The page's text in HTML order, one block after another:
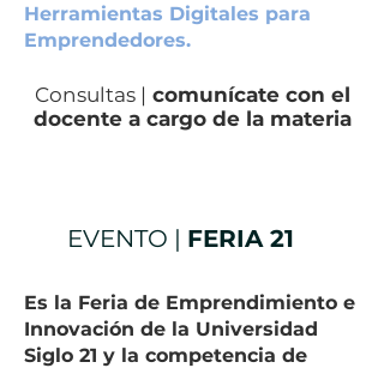
Herramientas Digitales para
Emprendedores.
Consultas | comunícate con el
docente a cargo de la materia
EVENTO | FERIA21
Es la Feria de Emprendimiento e
Innovación de la Universidad
Siglo 21 y la competencia de